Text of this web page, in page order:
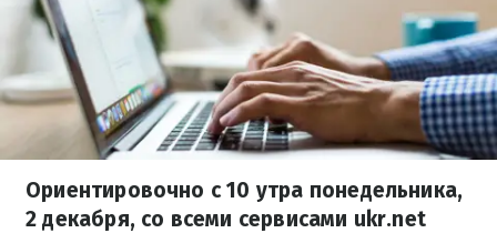
Ориентировочно с 10 утра понедельника,
2 декабря, со всеми сервисами ukr.net